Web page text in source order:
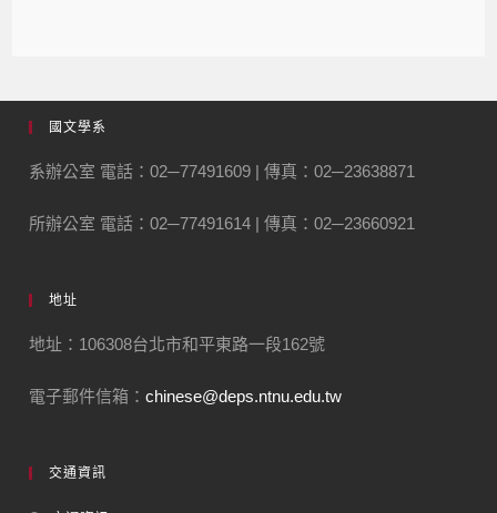
國文學系
系辦公室 電話：02─77491609 | 傳真：02─23638871
所辦公室 電話：02─77491614 | 傳真：02─23660921
地址
地址：106308台北市和平東路一段162號
電子郵件信箱：chinese@deps.ntnu.edu.tw
交通資訊